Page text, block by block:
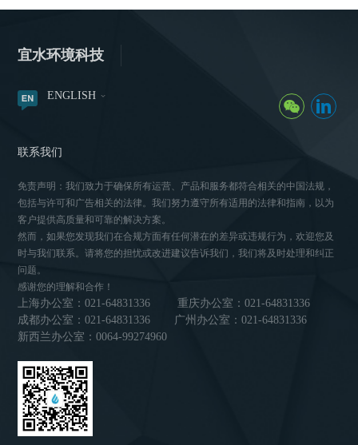
宜水环境科技
ENGLISH
联系我们
免责声明：我们致力于确保所有运营、产品和服务都符合相关的中国法规，
包括与许可和广告相关的法律。我们努力遵守所有适用的法律和指南，以为
客户提供高质量和可靠的解决方案。
然而，如果您发现我们在合规方面有任何潜在的差异或违规行为，欢迎您及
时与我们联系。请将您的担忧或改进建议告诉我们，我们将及时处理和纠正
问题。
感谢您的理解和合作！
上海办公室：021-64831336
重庆办公室：021-64831336
成都办公室：021-64831336
广州办公室：021-64831336
新西兰办公室：0064-99274960